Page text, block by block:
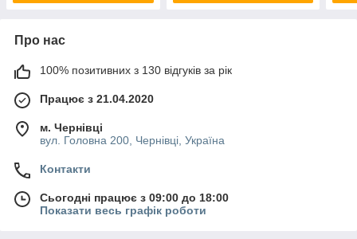
Про нас
100% позитивних з 130 відгуків за рік
Працює з 21.04.2020
м. Чернівці
вул. Головна 200, Чернівці, Україна
Контакти
Сьогодні працює з 09:00 до 18:00
Показати весь графік роботи